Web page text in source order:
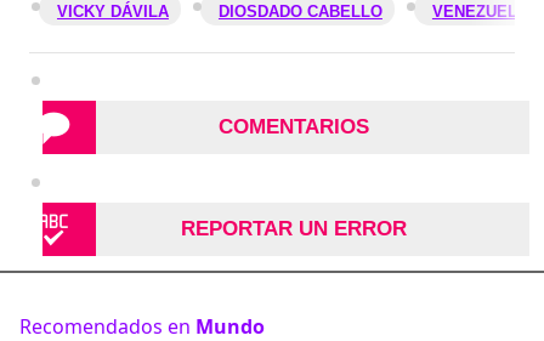
VICKY DÁVILA DIOSDADO CABELLO VENEZUELA
COMENTARIOS
REPORTAR UN ERROR
Recomendados en Mundo